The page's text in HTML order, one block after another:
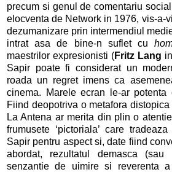
precum si genul de comentariu
elocventa de Network in 1976, vis-a-
dezumanizare prin intermendiul
intrat asa de bine-n suflet cu
maestrilor expresionisti (Fritz Lang
Sapir poate fi considerat un
roada un regret imens ca
cinema. Marele ecran le-ar potenta
Fiind deopotriva o metafora
La Antena ar merita din plin o
frumusete ‘pictoriala’ care
Sapir pentru aspect si, date fiind
abordat, rezultatul demasca (sau
senzantie de uimire si reverenta